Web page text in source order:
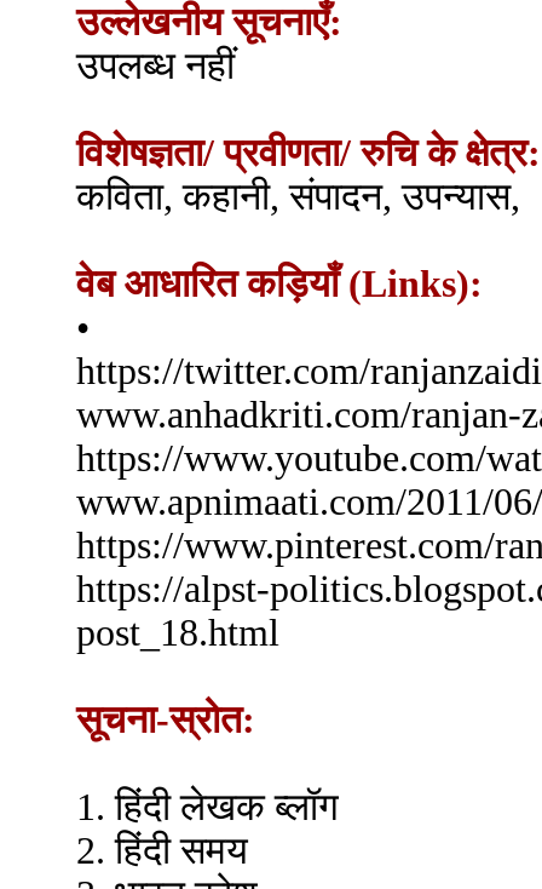
उल्लेखनीय सूचनाएँ:
उपलब्ध नहीं
विशेषज्ञता/ प्रवीणता/ रुचि के क्षेत्र:
कविता, कहानी, संपादन, उपन्यास,
वेब आधारित कड़ियाँ (Links):
•
https://
www.anhadkriti.com/ranjan-
https://www.youtube.com/
www.apnimaati.com/2011/
https://www.pinterest.com/
https://alpst-
post_18.html
सूचना-स्रोत:
1. हिंदी लेखक ब्लॉग
2. हिंदी समय